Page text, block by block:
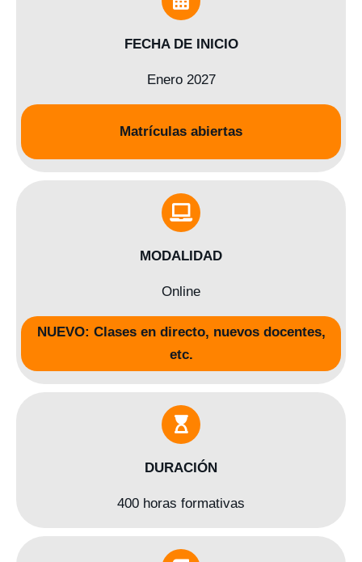
FECHA DE INICIO
Enero 2027
Matrículas abiertas
MODALIDAD
Online
NUEVO: Clases en directo, nuevos docentes,
etc.
DURACIÓN
400 horas formativas